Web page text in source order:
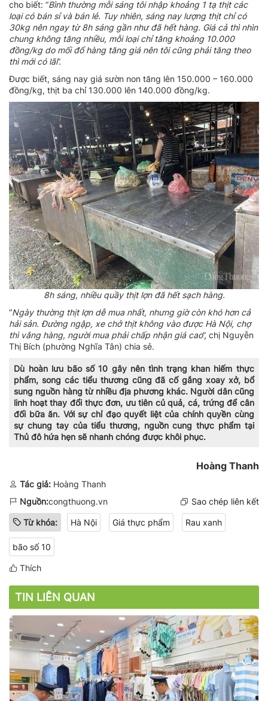
cho biết: “Bình thường mỗi sáng tôi nhập khoảng 1 tạ thịt các
loại có bán sỉ và bán lẻ. Tuy nhiên, sáng nay lượng thịt chỉ có
30kg nên ngay từ 8h sáng gần như đã hết hàng. Giá cả thì nhìn
chung không tăng nhiều, mỗi loại chỉ tăng khoảng 10.000
đồng/kg do mối đổ hàng tăng giá nên tôi cũng phải tăng theo
thì mới có lãi”.
Được biết, sáng nay giá sườn non tăng lên 150.000 – 160.000
đồng/kg, thịt ba chỉ 130.000 lên 140.000 đồng/kg.
8h sáng, nhiều quầy thịt lợn đã hết sạch hàng.
“Ngày thường thịt lợn dễ mua nhất, nhưng giờ còn khó hơn cả
hải sản. Đường ngập, xe chở thịt không vào được Hà Nội, chợ
thì vắng hàng, người mua phải chấp nhận giá cao”, chị Nguyễn
Thị Bích (phường Nghĩa Tân) chia sẻ.
Dù hoàn lưu bão số 10 gây nên tình trạng khan hiếm thực
phẩm, song các tiểu thương cũng đã cố gắng xoay xở, bổ
sung nguồn hàng từ nhiều địa phương khác. Người dân cũng
linh hoạt thay đổi thực đơn, ưu tiên củ quả, cá, trứng để cân
đối bữa ăn. Với sự chỉ đạo quyết liệt của chính quyền cùng
sự chung tay của tiểu thương, nguồn cung thực phẩm tại
Thủ đô hứa hẹn sẽ nhanh chóng được khôi phục.
Hoàng Thanh
Tác giả: Hoàng Thanh
Nguồn:congthuong.vn Sao chép liên kết
Từ khóa: Hà Nội Giá thực phẩm Rau xanh
bão số 10
Thích
TIN LIÊN QUAN